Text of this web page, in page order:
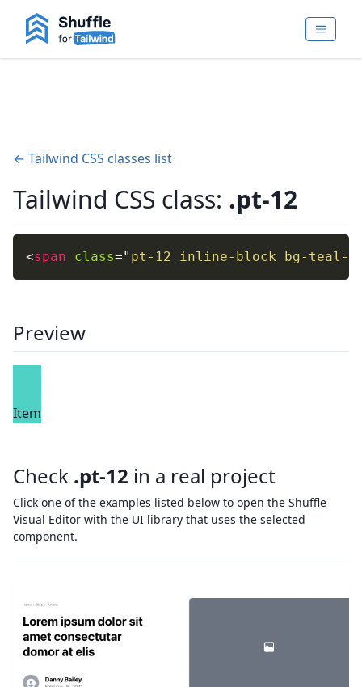
← Tailwind CSS classes list
Tailwind CSS class: .pt-12
<span class=" pt-12 inline-block bg-teal-
Preview
Item
Check .pt-12 in a real project
Click one of the examples listed below to open the Shuffle
Visual Editor with the UI library that uses the selected
component.